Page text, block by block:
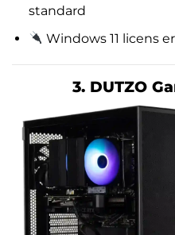
standard
Windows 11 licens
3. DUTZO